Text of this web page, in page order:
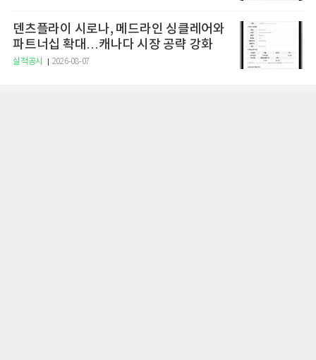
덴츠플라이 시로나, 메드라인 싱클레어와
파트너십 확대…캐나다 시장 공략 강화
실적공시 2026-08-07